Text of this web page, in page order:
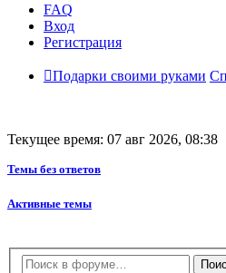
FAQ
Вход
Регистрация
Подарки своими руками
Текущее время: 07 авг 2026, 08:38
Темы без ответов
Активные темы